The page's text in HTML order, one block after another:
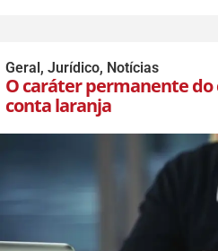
Geral, Jurídico, Notícias
O caráter permanente do
conta laranja